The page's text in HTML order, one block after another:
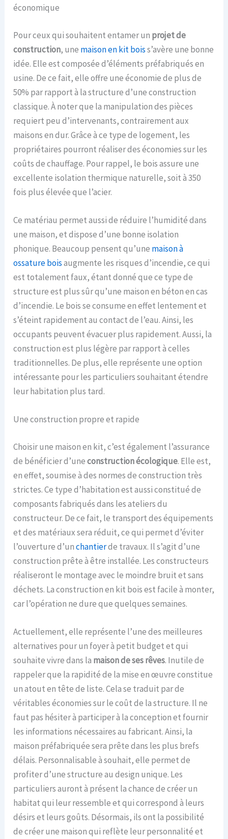
économique
Pour ceux qui souhaitent entamer un projet de
construction, une maison en kit boiss’avère une bonne
idée. Elle est composée d’éléments préfabriqués en
usine. De ce fait, elle offre une économie de plus de
50% par rapport à la structure d’une construction
classique. À noter que la manipulation des pièces
requiert peu d’intervenants, contrairement aux
maisons en dur. Grâce à ce type de logement, les
propriétaires pourront réaliser des économies sur les
coûts de chauffage. Pour rappel, le bois assure une
excellente isolation thermique naturelle, soit à 350
fois plus élevée que l’acier.
Ce matériau permet aussi de réduire l’humidité dans
une maison, et dispose d’une bonne isolation
phonique. Beaucoup pensent qu’une maison à
ossature boisaugmente les risques d’incendie, ce qui
est totalement faux, étant donné que ce type de
structure est plus sûr qu’une maison en béton en cas
d’incendie. Le bois se consume en effet lentement et
s’éteint rapidement au contact de l’eau. Ainsi, les
occupants peuvent évacuer plus rapidement. Aussi, la
construction est plus légère par rapport à celles
traditionnelles. De plus, elle représente une option
intéressante pour les particuliers souhaitant étendre
leur habitation plus tard.
Une construction propre et rapide
Choisir une maison en kit, c’est également l’assurance
de bénéficier d’uneconstruction écologique. Elle est,
en effet, soumise à des normes de construction très
strictes. Ce type d’habitation est aussi constitué de
composants fabriqués dans les ateliers du
constructeur. De ce fait, le transport des équipements
et des matériaux sera réduit, ce qui permet d’éviter
l’ouverture d’unchantierde travaux. Il s’agit d’une
construction prête à être installée. Les constructeurs
réaliseront le montage avec le moindre bruit et sans
déchets. La construction en kit bois est facile à monter,
car l’opération ne dure que quelques semaines.
Actuellement, elle représente l’une des meilleures
alternatives pour un foyer à petit budget et qui
souhaite vivre dans la maison de ses rêves. Inutile de
rappeler que la rapidité de la mise en œuvre constitue
un atout en tête de liste. Cela se traduit par de
véritables économies sur le coût de la structure. Il ne
faut pas hésiter à participer à la conception et fournir
les informations nécessaires au fabricant. Ainsi, la
maison préfabriquée sera prête dans les plus brefs
délais. Personnalisable à souhait, elle permet de
profiter d’une structure au design unique. Les
particuliers auront à présent la chance de créer un
habitat qui leur ressemble et qui correspond à leurs
désirs et leurs goûts. Désormais, ils ont la possibilité
de créer une maison qui reflète leur personnalité et